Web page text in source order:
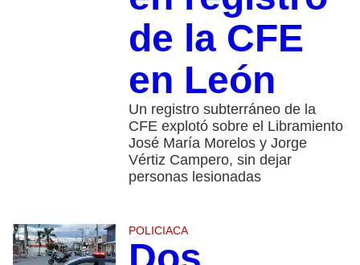
de la CFE
en León
Un registro subterráneo de la
CFE explotó sobre el Libramiento
José María Morelos y Jorge
Vértiz Campero, sin dejar
personas lesionadas
POLICIACA